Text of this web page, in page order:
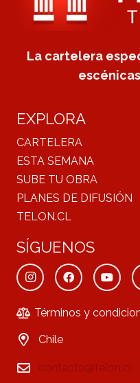
La cartelera
EXPLORA
CARTELERA
ESTA SEMANA
SUBE TU OBRA
PLANES DE DIFUSIÓN
TELON.CL
SÍGUENOS
Términos y
Chile
contacto@telon.cl